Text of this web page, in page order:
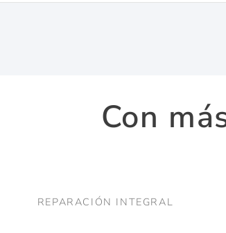
Con
REPARACIÓN INTEGRAL